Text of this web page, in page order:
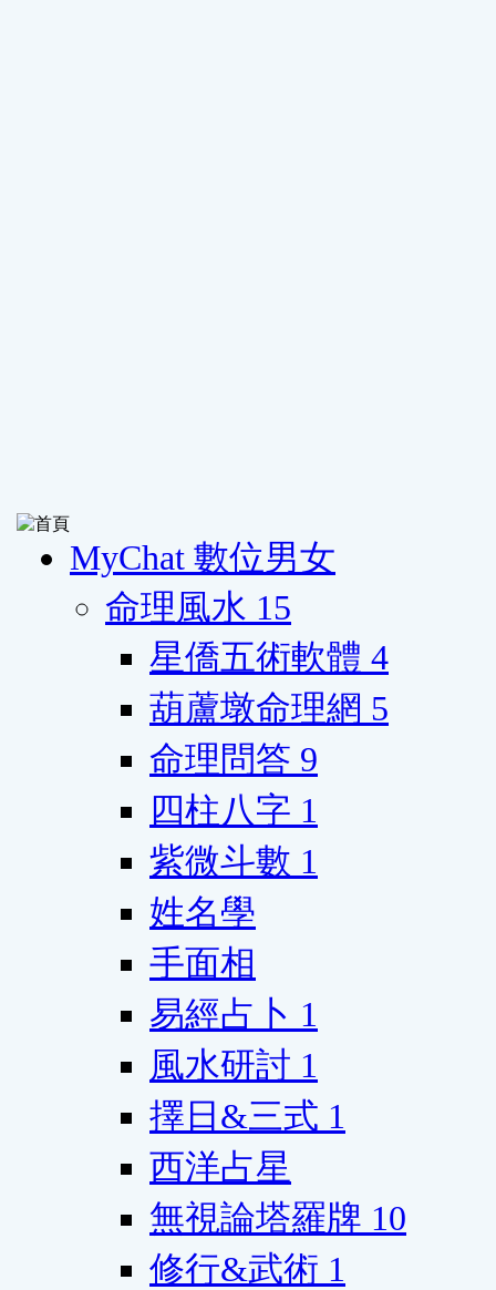
MyChat 數位男女
命理風水 15
星僑五術軟體 4
葫蘆墩命理網 5
命理問答 9
四柱八字 1
紫微斗數 1
姓名學
手面相
易經占卜 1
風水研討 1
擇日&三式 1
西洋占星
無視論塔羅牌 10
修行&武術 1